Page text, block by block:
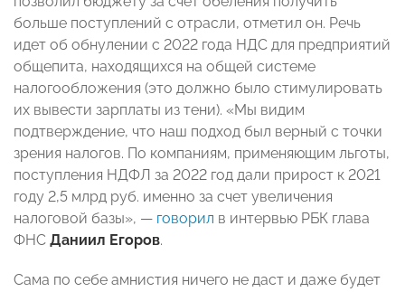
больше поступлений с отрасли, отметил он. Речь
идет об обнулении с 2022 года НДС для предприятий
общепита, находящихся на общей системе
налогообложения (это должно было стимулировать
их вывести зарплаты из тени). «Мы видим
подтверждение, что наш подход был верный с точки
зрения налогов. По компаниям, применяющим льготы,
поступления НДФЛ за 2022 год дали прирост к 2021
году 2,5 млрд руб. именно за счет увеличения
налоговой базы», — говорил в интервью РБК глава
ФНС Даниил Егоров.
Сама по себе амнистия ничего не даст и даже будет